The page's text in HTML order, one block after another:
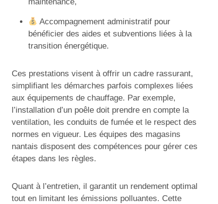
maintenance,
Accompagnement administratif pour
bénéficier des aides et subventions liées à la
transition énergétique.
Ces prestations visent à offrir un cadre rassurant,
simplifiant les démarches parfois complexes liées
aux équipements de chauffage. Par exemple,
l’installation d’un poêle doit prendre en compte la
ventilation, les conduits de fumée et le respect des
normes en vigueur. Les équipes des magasins
nantais disposent des compétences pour gérer ces
étapes dans les règles.
Quant à l’entretien, il garantit un rendement optimal
tout en limitant les émissions polluantes. Cette